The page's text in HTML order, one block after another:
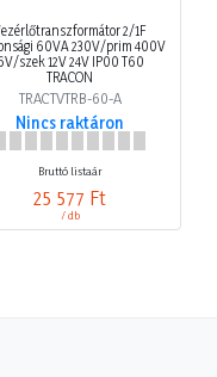
2/1F
60VA 230V/prim 400V
szek 12V 24V IP00 T60
TRACON
TRACTVTRB-60-A
Nincs raktáron
Bruttó listaár
25 577 Ft
/ db